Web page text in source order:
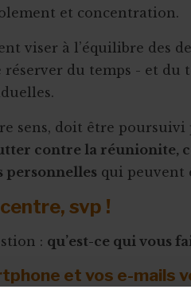
et concentration.
viser à l’équilibre des
réserver du temps - et du
sens, doit être
contre la réunionite,
personnelles qui peuvent
svp !
: qu’est-ce qui vous
et vos e-mails